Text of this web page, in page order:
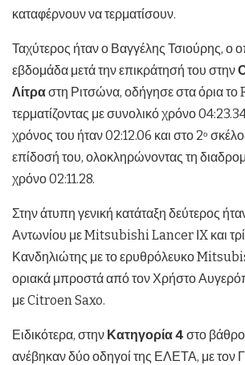
καταφέρνουν να τερματίσουν.
Ταχύτερος ήταν ο Βαγγέλης Τσιούρης, ο
εβδομάδα μετά την επικράτησή του στην
Λίτραστη Ριτσώνα, οδήγησε στα όρια
τερματίζοντας με συνολικό χρόνο
χρόνος του ήταν 02:12.06 και στο 2ο
επίδοσή του, ολοκληρώνοντας τη
χρόνο 02:11.28.
Στην άτυπη γενική κατάταξη δεύτερος
Αντωνίου με Mitsubishi Lancer ΙX και
Κανδηλιώτης με το ερυθρόλευκο
οριακά μπροστά από τον Χρήστο
με Citroen Saxo.
Ειδικότερα, στην Κατηγορία 4 στο
ανέβηκαν δύο οδηγοί της ΕΛΕΤΑ, με τον